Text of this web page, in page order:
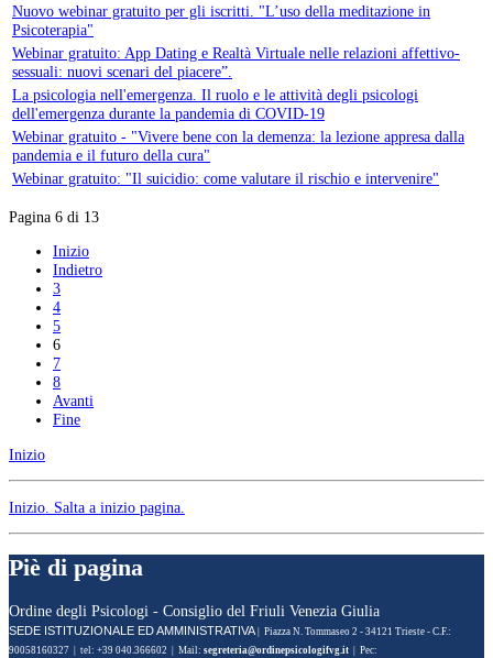
Nuovo webinar gratuito per gli iscritti. "L’uso della meditazione in
Psicoterapia"
Webinar gratuito: App Dating e Realtà Virtuale nelle relazioni affettivo-
sessuali: nuovi scenari del piacere”.
La psicologia nell'emergenza. Il ruolo e le attività degli psicologi
dell'emergenza durante la pandemia di COVID-19
Webinar gratuito - "Vivere bene con la demenza: la lezione appresa dalla
pandemia e il futuro della cura"
Webinar gratuito: "Il suicidio: come valutare il rischio e intervenire"
Pagina 6 di 13
Inizio
Indietro
3
4
5
6
7
8
Avanti
Fine
Inizio
Inizio . Salta a inizio pagina.
Piè di pagina
Ordine degli Psicologi - Consiglio del Friuli Venezia Giulia
SEDE ISTITUZIONALE ED AMMINISTRATIVA
| Piazza N. Tommaseo 2 - 34121 Trieste - C.F.:
90058160327 | tel: +39 040.366602 | Mail:
| Pec: